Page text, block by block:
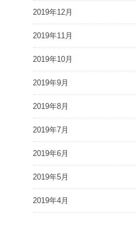
2019年12月
2019年11月
2019年10月
2019年9月
2019年8月
2019年7月
2019年6月
2019年5月
2019年4月